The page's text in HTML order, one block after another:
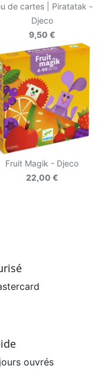
de cartes | Piratatak -
Djeco
9,50 €
Fruit Magik - Djeco
22,00 €
ouvrés